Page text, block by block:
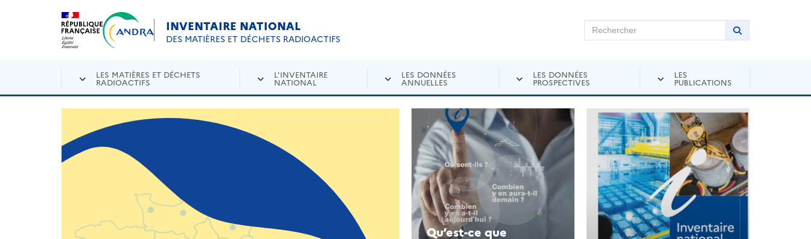
Aller au contenu principal
INVENTAIRE NATIONAL
DES MATIÈRES ET DÉCHETS RADIOACTIFS
Rechercher sur Andra Inventaire Rechercher
LANCER LA
LES MATIÈRES ET DÉCHETS
RADIOACTIFS
L'INVENTAIRE
NATIONAL
LES DONNÉES
ANNUELLES
LES DONNÉES
PROSPECTIVES
LES
PUBLICATIONS
Qu’est-ce que